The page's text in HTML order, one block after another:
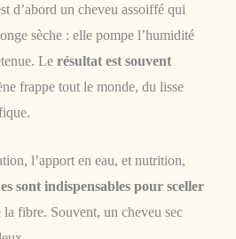
d’abord un cheveu assoiffé qui
sèche : elle pompe l’humidité
Le résultat est souvent
frappe tout le monde, du lisse
l’apport en eau, et nutrition,
sont indispensables pour sceller
fibre. Souvent, un cheveu sec